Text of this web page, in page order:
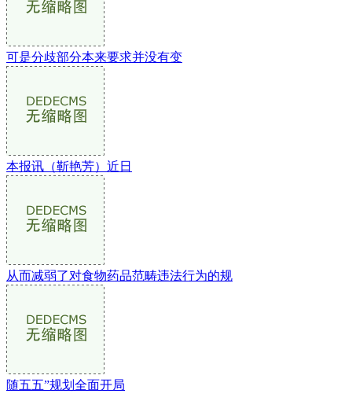
可是分歧部分本来要求并没有变
本报讯（靳艳芳）近日
从而减弱了对食物药品范畴违法行为的规
随五五”规划全面开局